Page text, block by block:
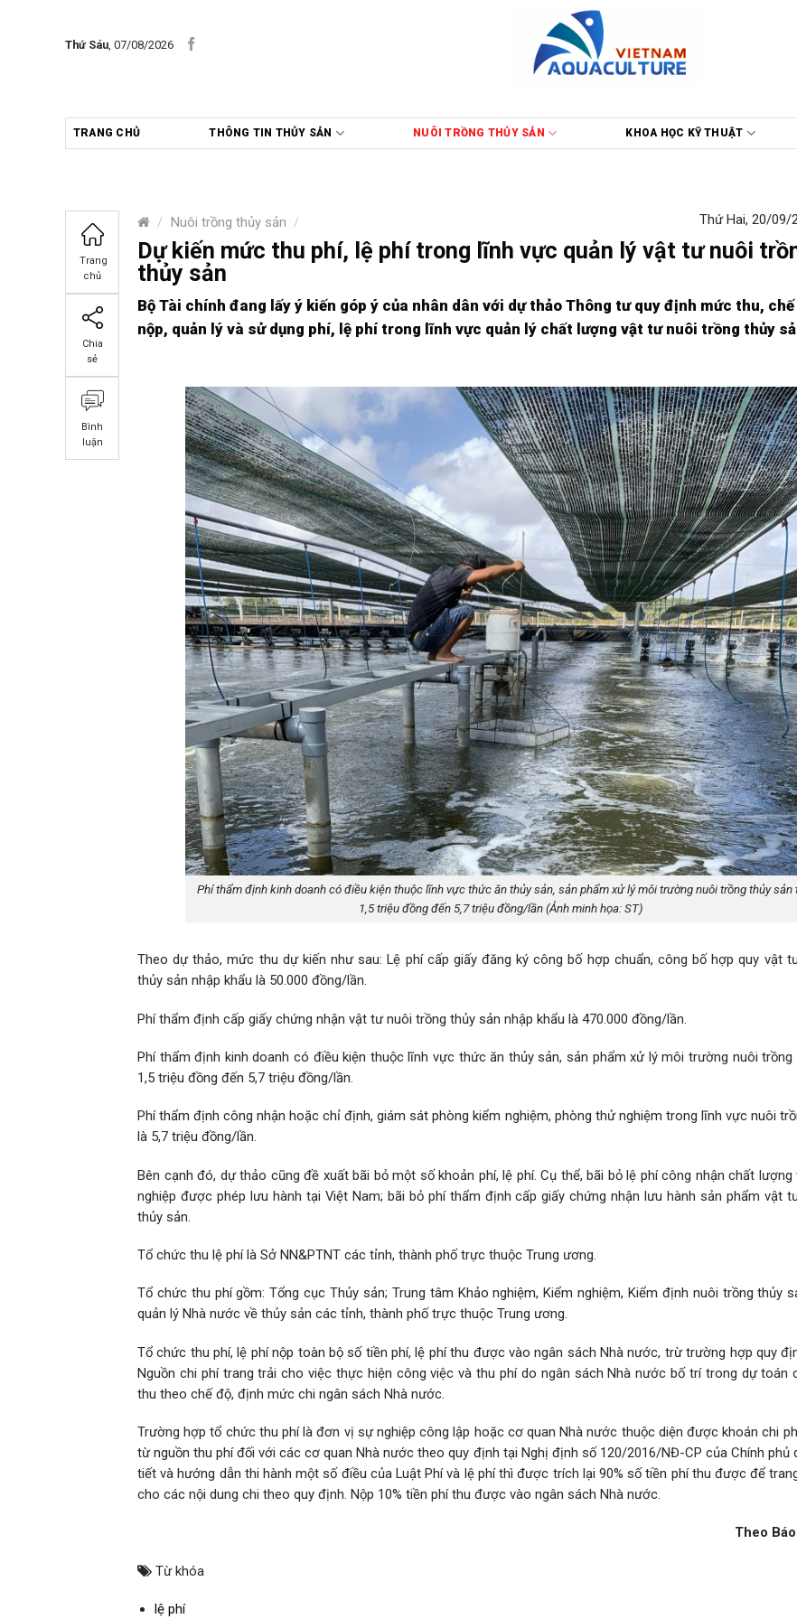
Thứ Sáu, 07/08/2026
TRANG CHỦ THÔNG TIN THỦY SẢN NUÔI TRỒNG THỦY SẢN KHOA HỌC KỸ THUẬT
/ Nuôi trồng thủy sản /
Trang
chủ
Chia
sẻ
Bình
luận
Thứ Hai, 20/09/
Dự kiến mức thu phí, lệ phí trong lĩnh vực quản lý vật tư nuôi
thủy sản
Bộ Tài chính đang lấy ý kiến góp ý của nhân dân với dự thảo Thông tư quy định mức thu,
nộp, quản lý và sử dụng phí, lệ phí trong lĩnh vực quản lý chất lượng vật tư nuôi trồng thủy
Phí thẩm định kinh doanh có điều kiện thuộc lĩnh vực thức ăn thủy sản, sản phẩm xử lý môi trường nuôi trồng thủy sản
1,5 triệu đồng đến 5,7 triệu đồng/lần (Ảnh minh họa: ST)
Theo dự thảo, mức thu dự kiến như sau: Lệ phí cấp giấy đăng ký công bố hợp chuẩn, công bố hợp quy vật
thủy sản nhập khẩu là 50.000 đồng/lần.
Phí thẩm định cấp giấy chứng nhận vật tư nuôi trồng thủy sản nhập khẩu là 470.000 đồng/lần.
Phí thẩm định kinh doanh có điều kiện thuộc lĩnh vực thức ăn thủy sản, sản phẩm xử lý môi trường nuôi
1,5 triệu đồng đến 5,7 triệu đồng/lần.
Phí thẩm định công nhận hoặc chỉ định, giám sát phòng kiểm nghiệm, phòng thử nghiệm trong lĩnh vực nuôi
là 5,7 triệu đồng/lần.
Bên cạnh đó, dự thảo cũng đề xuất bãi bỏ một số khoản phí, lệ phí. Cụ thể, bãi bỏ lệ phí công nhận chất
nghiệp được phép lưu hành tại Việt Nam; bãi bỏ phí thẩm định cấp giấy chứng nhận lưu hành sản phẩm vật
thủy sản.
Tổ chức thu lệ phí là Sở NN&PTNT các tỉnh, thành phố trực thuộc Trung ương.
Tổ chức thu phí gồm: Tổng cục Thủy sản; Trung tâm Khảo nghiệm, Kiểm nghiệm, Kiểm định nuôi trồng thủy
quản lý Nhà nước về thủy sản các tỉnh, thành phố trực thuộc Trung ương.
Tổ chức thu phí, lệ phí nộp toàn bộ số tiền phí, lệ phí thu được vào ngân sách Nhà nước, trừ trường hợp quy
Nguồn chi phí trang trải cho việc thực hiện công việc và thu phí do ngân sách Nhà nước bố trí trong dự toán
thu theo chế độ, định mức chi ngân sách Nhà nước.
Trường hợp tổ chức thu phí là đơn vị sự nghiệp công lập hoặc cơ quan Nhà nước thuộc diện được khoán chi
từ nguồn thu phí đối với các cơ quan Nhà nước theo quy định tại Nghị định số 120/2016/NĐ-CP của Chính phủ
tiết và hướng dẫn thi hành một số điều của Luật Phí và lệ phí thì được trích lại 90% số tiền phí thu được để
cho các nội dung chi theo quy định. Nộp 10% tiền phí thu được vào ngân sách Nhà nước.
Theo
Từ khóa
lệ phí